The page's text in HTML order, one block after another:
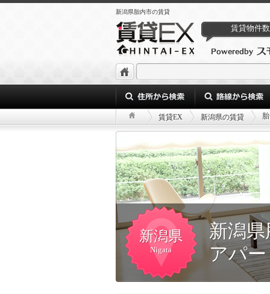
新潟県胎内市の賃貸
賃貸物件数
賃貸EX 新潟県の賃貸
新潟県
Nigata
新潟
アパ